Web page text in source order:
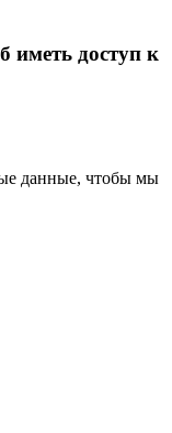
иметь доступ к
данные, чтобы мы